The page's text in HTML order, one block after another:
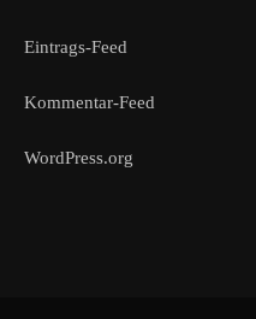
Eintrags-Feed
Kommentar-Feed
WordPress.org